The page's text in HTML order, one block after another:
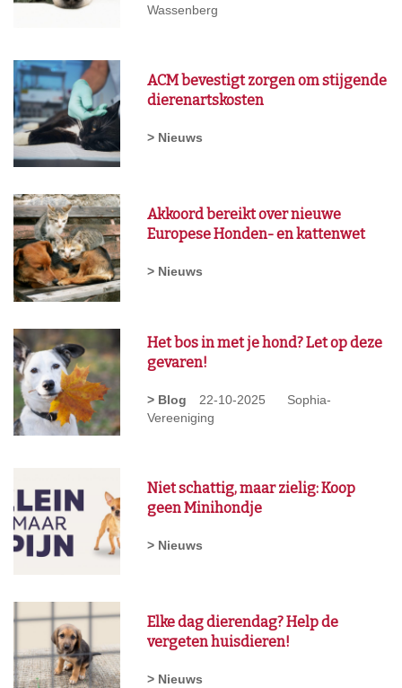
Wassenberg
> Nieuws
ACM bevestigt zorgen om stijgende
dierenartskosten
> Nieuws
Akkoord bereikt over nieuwe
Europese Honden- en kattenwet
> Blog 22-10-2025
Sophia-
Vereeniging
Het bos in met je hond? Let op deze
gevaren!
> Nieuws
Niet schattig, maar zielig: Koop
geen Minihondje
> Nieuws
Elke dag dierendag? Help de
vergeten huisdieren!